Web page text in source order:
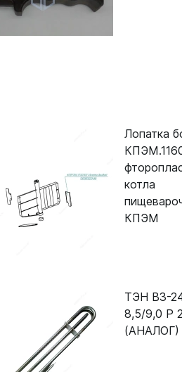
Лопатка
котла
КПЭМ
ТЭН В3-
8,5/9,0 Р
(АНАЛОГ)